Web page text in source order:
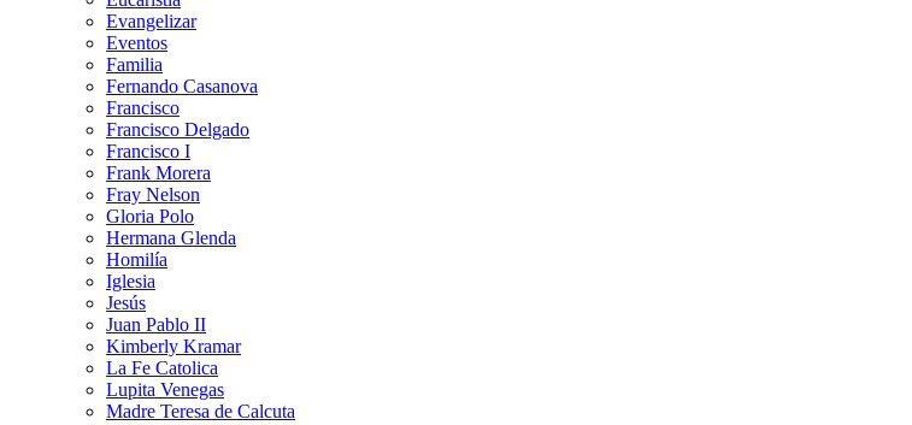
Evangelizar
Eventos
Familia
Fernando Casanova
Francisco
Francisco Delgado
Francisco I
Frank Morera
Fray Nelson
Gloria Polo
Hermana Glenda
Homilía
Iglesia
Jesús
Juan Pablo II
Kimberly Kramar
La Fe Catolica
Lupita Venegas
Madre Teresa de Calcuta